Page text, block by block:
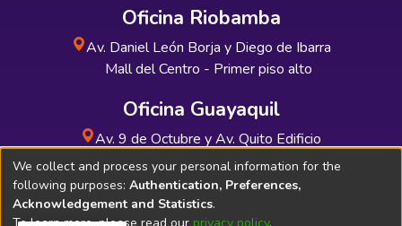
Oficina Riobamba
Av. Daniel León Borja y Diego de Ibarra
Mall del Centro - Primer piso alto
Oficina Guayaquil
Av. 9 de Octubre y Av. Quito Edificio
INDUAUTO - Planta baja
We collect and process your personal information for the
following purposes: Authentication, Preferences,
Acknowledgement and Statistics.